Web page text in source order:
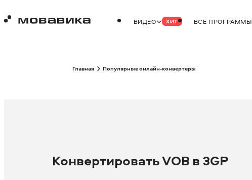
ВИДЕО ХИТ ВСЕ ПРОГРАММЫ
Главная Популярные онлайн-конвертеры
Конвертировать VOB в 3GP